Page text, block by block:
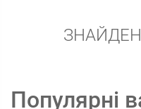
Популярні